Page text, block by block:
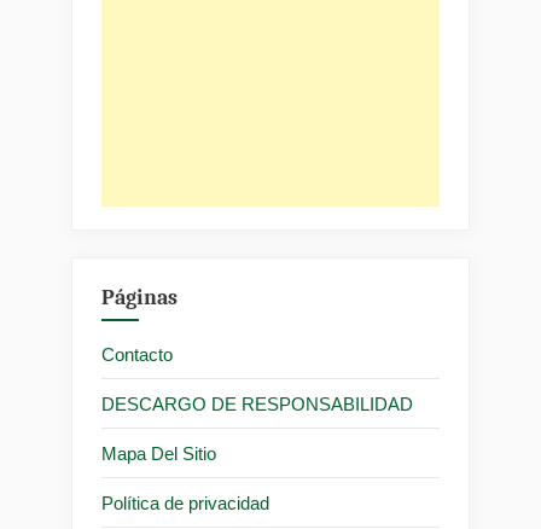
Páginas
Contacto
DESCARGO DE RESPONSABILIDAD
Mapa Del Sitio
Política de privacidad